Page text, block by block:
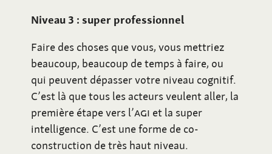
Niveau 3 : super professionnel
Faire des choses que vous, vous mettriez
beaucoup, beaucoup de temps à faire, ou
qui peuvent dépasser votre niveau cognitif.
C’est là que tous les acteurs veulent aller, la
première étape vers l’AGI et la super
intelligence. C’est une forme de co-
construction de très haut niveau.